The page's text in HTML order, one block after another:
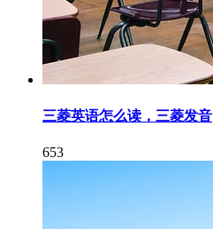
三菱英语怎么读，三菱发音
653